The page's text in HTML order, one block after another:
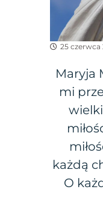
25 czerwca
Maryja
mi
każdą
O